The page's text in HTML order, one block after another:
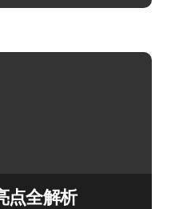
点全解析